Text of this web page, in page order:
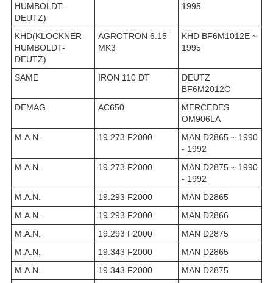
HUMBOLDT-
DEUTZ)
1995
KHD(KLOCKNER-
HUMBOLDT-
DEUTZ)
AGROTRON 6.15
MK3
KHD BF6M1012E ~
1995
SAME IRON 110 DT
DEUTZ
BF6M2012C
DEMAG
AC650
MERCEDES
OM906LA
M.A.N.
19.273 F2000
MAN D2865 ~ 1990
- 1992
M.A.N.
19.273 F2000
MAN D2875 ~ 1990
- 1992
M.A.N.
19.293 F2000
MAN D2865
M.A.N.
19.293 F2000
MAN D2866
M.A.N.
19.293 F2000
MAN D2875
M.A.N.
19.343 F2000
MAN D2865
M.A.N.
19.343 F2000 MAN D2875